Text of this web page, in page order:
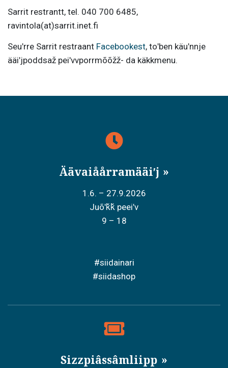
Sarrit restrantt, tel. 040 700 6485,
ravintola(at)sarrit.inet.fi
Seuʹrre Sarrit restraant Facebookest, toʹben käuʹnnje
ääiʹjpoddsaž peiʹvvporrmõõžž- da käkkmenu.
Äävaiåårramääiʹj
1.6. – 27.9.2026
Juõʹǩǩ peeiʹv
9 – 18
#siidainari
#siidashop
Sizzpiâssâmliipp